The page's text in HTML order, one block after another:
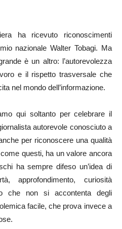
ha ricevuto riconoscimenti
nazionale Walter Tobagi. Ma
è un altro: l’autorevolezza
e il rispetto trasversale che
nel mondo dell’informazione.
qui soltanto per celebrare il
autorevole conosciuto a
per riconoscere una qualità
questi, ha un valore ancora
ha sempre difeso un’idea di
approfondimento, curiosità
che non si accontenta degli
facile, che prova invece a